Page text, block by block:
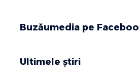
Buzăumedia pe
Ultimele știri